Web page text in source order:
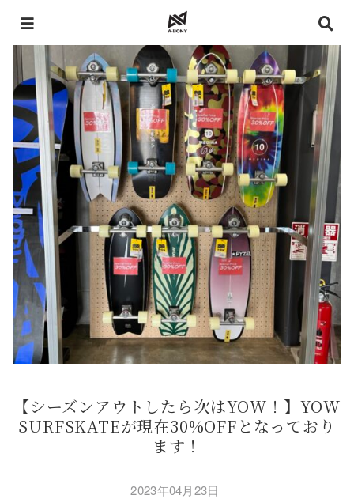
【シーズンアウトしたら次はYOW！】YOW
SURFSKATEが現在30%OFFとなっており
ます！
2023年04月23日